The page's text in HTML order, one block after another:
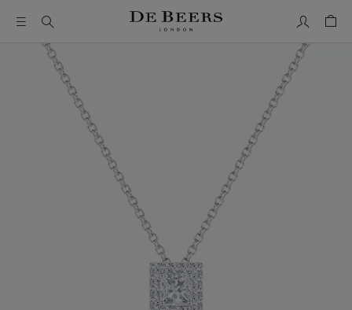
這是一個帶有一張大圖像和下面的縮圖軌道的輪播。使用